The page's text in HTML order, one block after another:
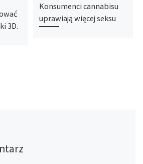
3D.
Konsumenci cannabisu
uprawiają więcej seksu